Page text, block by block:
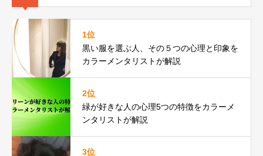
1位
黒い服を選ぶ人、その５つの心理と印象を
カラーメンタリストが解説
2位
緑が好きな人の心理5つの特徴をカラーメ
ンタリストが解説
3位